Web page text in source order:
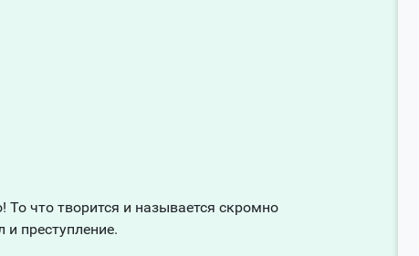
что творится и называется скромно
преступление.